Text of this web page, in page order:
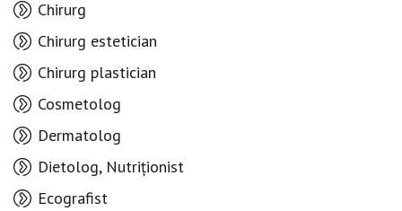
Chirurg
Chirurg estetician
Chirurg plastician
Cosmetolog
Dermatolog
Dietolog, Nutriționist
Ecografist